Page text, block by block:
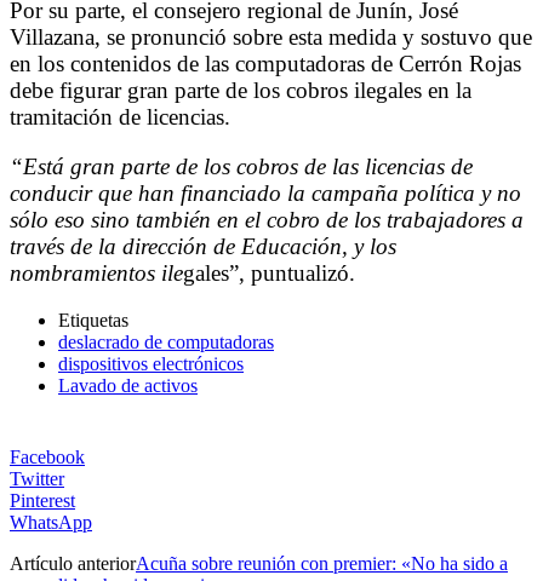
Por su parte, el consejero regional de Junín, José
Villazana, se pronunció sobre esta medida y sostuvo que
en los contenidos de las computadoras de Cerrón Rojas
debe figurar gran parte de los cobros ilegales en la
tramitación de licencias.
“Está gran parte de los cobros de las licencias de
conducir que han financiado la campaña política y no
sólo eso sino también en el cobro de los trabajadores a
través de la dirección de Educación, y los
nombramientos ilegales”, puntualizó.
Etiquetas
deslacrado de computadoras
dispositivos electrónicos
Lavado de activos
Facebook
Twitter
Pinterest
WhatsApp
Artículo anteriorAcuña sobre reunión con premier: «No ha sido a